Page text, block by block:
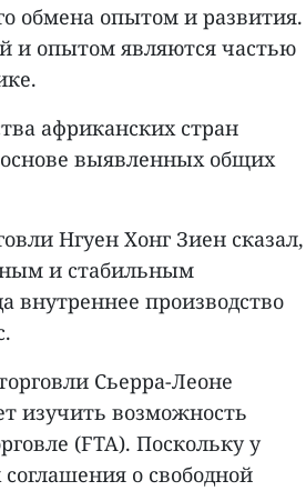
обмена опытом и развития.
и опытом являются частью
африканских стран
выявленных общих
Нгуен Хонг Зиен сказал,
и стабильным
внутреннее производство
Сьерра-Леоне
изучить возможность
(FTA). Поскольку у
о свободной